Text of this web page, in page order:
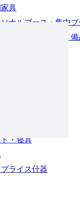
具
ソナルブース・集中
ィスアクセサリー・
・寝具
ライス什器